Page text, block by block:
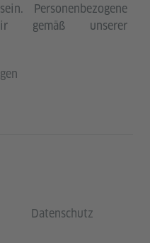
Personenbezogene
gemäß unserer
Datenschutz